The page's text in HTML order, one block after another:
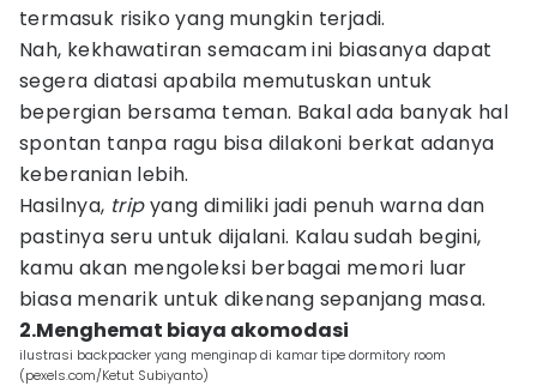
termasuk risiko yang mungkin terjadi.
Nah, kekhawatiran semacam ini biasanya dapat
segera diatasi apabila memutuskan untuk
bepergian bersama teman. Bakal ada banyak hal
spontan tanpa ragu bisa dilakoni berkat adanya
keberanian lebih.
Hasilnya, tripyang dimiliki jadi penuh warna dan
pastinya seru untuk dijalani. Kalau sudah begini,
kamu akan mengoleksi berbagai memori luar
biasa menarik untuk dikenang sepanjang masa.
2.Menghemat biaya akomodasi
ilustrasi backpacker yang menginap di kamar tipe dormitory room
(pexels.com/Ketut Subiyanto)